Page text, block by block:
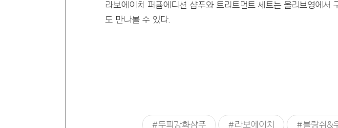
라보에이치 퍼퓸에디션 샴푸와 트리트먼트 세트는 올리브영에서
도 만나볼 수 있다.
#두피강화샴푸 #라보에이치 #블랑쉬&